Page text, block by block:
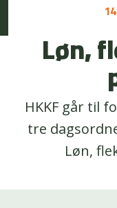
Løn,
HKKF går til
tre
Løn,